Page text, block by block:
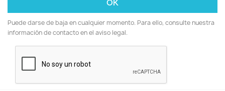
Puede darse de baja en cualquier momento. Para ello, consulte nuestra
información de contacto en el aviso legal.